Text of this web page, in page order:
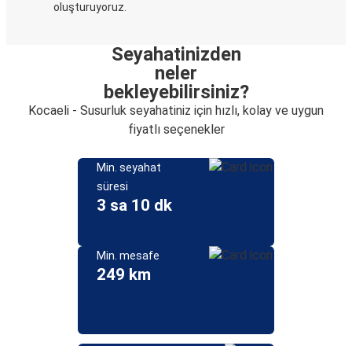
oluşturuyoruz.
Seyahatinizden
neler
bekleyebilirsiniz?
Kocaeli - Susurluk seyahatiniz için hızlı, kolay ve uygun
fiyatlı seçenekler
Min. seyahat
süresi
3 sa 10 dk
Min. mesafe
249 km